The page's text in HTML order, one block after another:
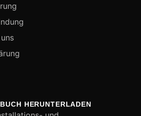
HERUNTERLADEN